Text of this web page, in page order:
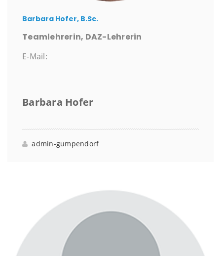
Barbara Hofer, B.Sc.
Teamlehrerin, DAZ-Lehrerin
E-Mail:
Barbara Hofer
admin-gumpendorf